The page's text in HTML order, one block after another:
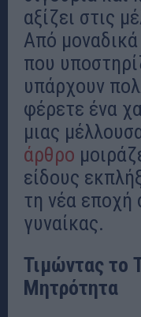
αξίζει στις
Από
που
υπάρχουν
φέρετε ένα
μιας
άρθρο
είδους
τη νέα εποχή
γυναίκας.
Τιμώντας το
Μητρότητα